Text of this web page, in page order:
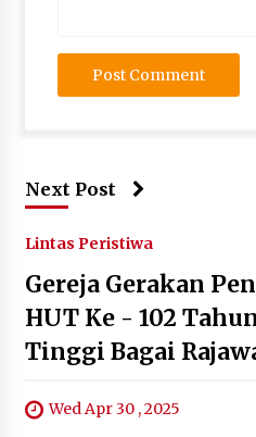
Next Post
Lintas Peristiwa
Gereja Gerakan
HUT Ke - 102
Tinggi Bagai
Wed Apr 30 , 2025